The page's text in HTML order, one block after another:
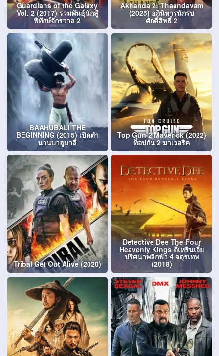
Guardians of the Galaxy
Vol. 2 (2017) รวมพันธุ์นักสู้
พิทักษ์จักรวาล 2
Akhanda 2: Thaandavam
(2025) อภินิหารนักรบ
ศักดิ์สิทธิ์ 2
BAAHUBALI THE
BEGINNING (2015) เปิดตํา
นานบาฮูบาลี
Top Gun 2 Maverick (2022)
ท็อปกัน 2 มาเวอริค
Tribal Get Out Alive (2020)
Detective Dee The Four
Heavenly Kings ตี๋เหรินเจี๋ย
ปริศนาพลิกฟ้า 4 จตุรเทพ
(2018)